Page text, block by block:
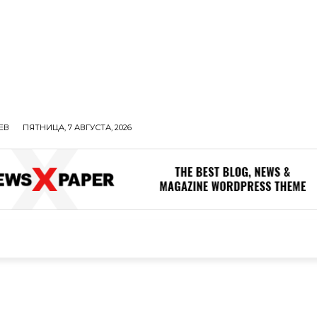
ПЯТНИЦА, 7 АВГУСТА, 2026